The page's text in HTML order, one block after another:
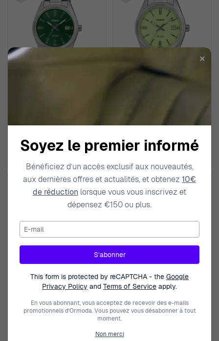
Analogique 'Casio Collection'
BULOVA
Analogique Femmes Montre
96X153
ICE WATCH
Analogique 'Ice Forever - Red'
Unisexe Montre 000139
✕
Soyez le premier informé
Bénéficiez d’un accès exclusif aux nouveautés,
aux dernières offres et actualités, et obtenez 10€
de réduction lorsque vous vous inscrivez et
dépensez €150 ou plus.
E-mail
S’abonner
This form is protected by reCAPTCHA - the Google
Privacy Policy and Terms of Service apply.
En vous abonnant, vous acceptez de recevoir des e-mails
promotionnels d’Ormoda. Vous pouvez vous désabonner à tout
moment.
Non merci